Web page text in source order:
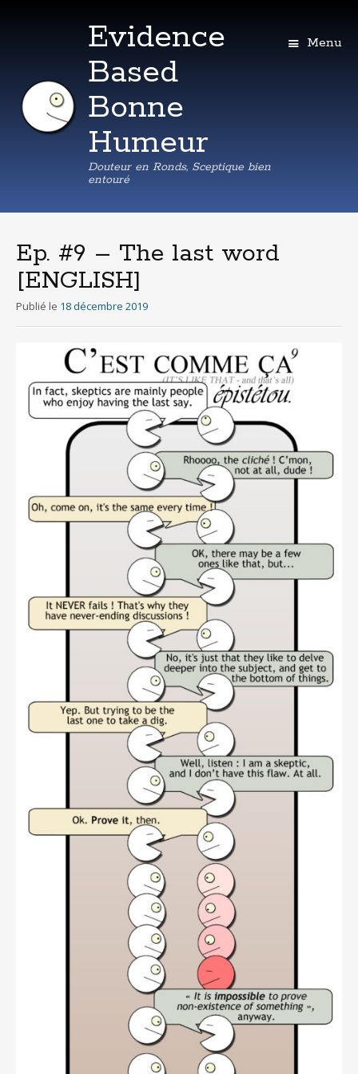
Evidence
Based
Bonne
Humeur
Douteur en Ronds, Sceptique bien
entouré
Menu
principal
Ep. #9 – The last word
[ENGLISH]
Publié le 18 décembre 2019